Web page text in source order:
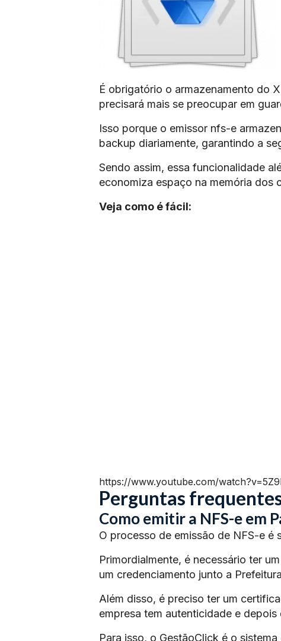
É obrigatório o armazenamento do
precisará mais se preocupar em
Isso porque o emissor nfs-e
backup diariamente, garantindo a
Sendo assim, essa funcionalidade
economiza espaço na memória dos
Veja como é fácil:
https://www.youtube.com/
Perguntas
Como emitir a NFS-e em
O processo de emissão de NFS-e é
Primordialmente, é necessário ter
um credenciamento junto a
Além disso, é preciso ter um
empresa tem autenticidade e depois
Para isso, o GestãoClick é o